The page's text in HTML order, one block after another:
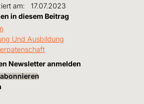
am:
17.07.2023
in diesem Beitrag
Und Ausbildung
Newsletter anmelden